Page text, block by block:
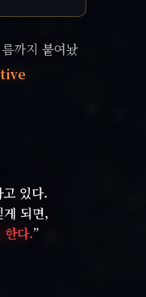
까지 붙여놨
있다.
게 되면,
한다.”